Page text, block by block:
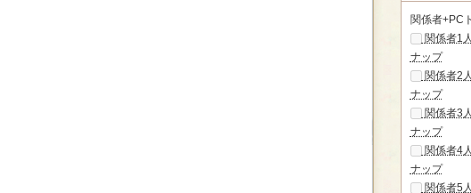
関係者+PC
関係者1
ナップ
関係者2
ナップ
関係者3
ナップ
関係者4
ナップ
関係者5